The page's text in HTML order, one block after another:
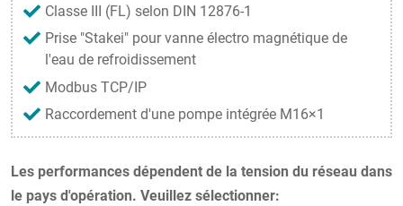
Les performances dépendent de la tension du réseau dans
le pays d'opération. Veuillez sélectionner:
Classe III (FL) selon DIN 12876-1
Prise "Stakei" pour vanne électro magnétique de
l'eau de refroidissement
Modbus TCP/IP
Raccordement d'une pompe intégrée M16×1